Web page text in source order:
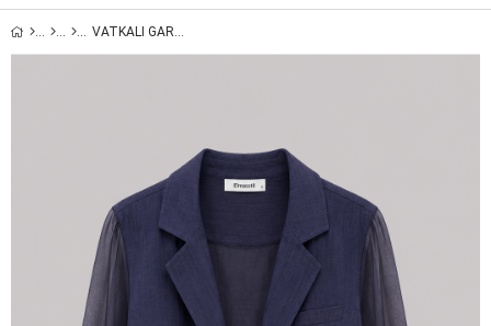
VATKALI GARNİ DETAYLI CEKET/9739